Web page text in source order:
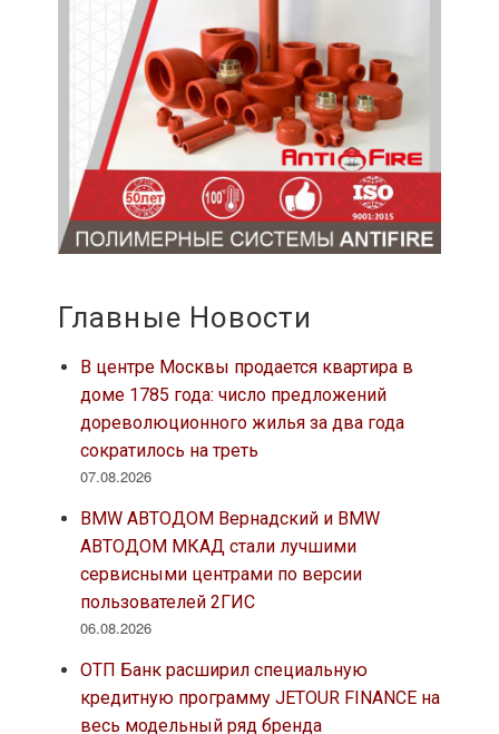
Главные Новости
В центре Москвы продается квартира в
доме 1785 года: число предложений
дореволюционного жилья за два года
сократилось на треть
07.08.2026
BMW АВТОДОМ Вернадский и BMW
АВТОДОМ МКАД стали лучшими
сервисными центрами по версии
пользователей 2ГИС
06.08.2026
ОТП Банк расширил специальную
кредитную программу JETOUR FINANCE на
весь модельный ряд бренда